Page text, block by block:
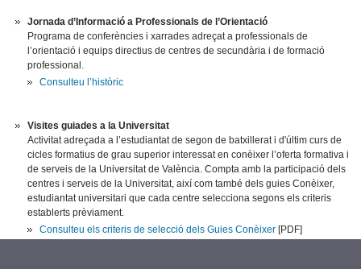
Jornada d’Informació a Professionals de l’Orientació
​Programa de conferències i xarrades adreçat a professionals de
l’orientació i equips directius de centres de secundària i de formació
professional.
Consulteu l’històric
Visites guiades a la Universitat
Activitat adreçada a l’estudiantat de segon de batxillerat i d'últim curs de
cicles formatius de grau superior interessat en conèixer l’oferta formativa i
de serveis de la Universitat de València. Compta amb la participació dels
centres i serveis de la Universitat, així com també dels guies Conèixer,
estudiantat universitari que cada centre selecciona segons els criteris
establerts prèviament.
Consulteu els criteris de selecció dels Guies Conèixer [PDF]